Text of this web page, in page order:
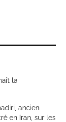
la
ancien
en Iran, sur les